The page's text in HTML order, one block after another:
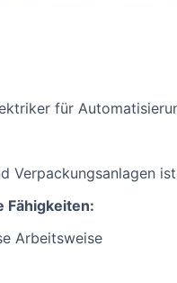
für
Verpackungsanlagen
Fähigkeiten:
Arbeitsweise